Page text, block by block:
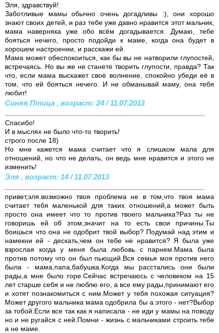
Эля, здравствуй!
Заботливые мамы обычно очень догадливы :), они хорошо
знают своих детей, и раз тебе уже давно нравится этот мальчик,
мама наверняка уже обо всём догадывается. Думаю, тебе
бояться нечего, просто подойди к маме, когда она будет в
хорошем настроении, и расскажи ей.
Мама может обеспокоиться, как бы вы не натворили глупостей,
встречаясь. Но вы же не станете творить глупости, правда? Так
что, если мама выскажет своё волнение, спокойно убеди её в
том, что ей бояться нечего. И не обманывай маму, она тебя
любит!
Синяя Птица , возраст: 24 / 11.07.2013
Спасибо!
И в мыслях не было что-то творить!
строго после 18)
Но мне кажется мама считает что я слишком мала для
отношений, но что не делать, он ведь мне нравится и этого не
изменить!
Эля , возраст: 14 / 11.07.2013
привет,эля.возможно твоя проблема не в том,что твоя мама
считает тебя маленькой для таких отношений,а может быть
просто она имеет что то против твоего мальчика?Раз ты не
говоришь ей об этом,значит на то есть свои причины.Ты
боишься что она не одобрит твой выбор? Подумай над этим и
намекни ей - дескать,чем он тебе не нравится? Я была уже
взрослая когда у меня была любовь с парнем.Мама была
против потому что он был пьющий.Вся семья моя против него
была - мама,папа,бабушка.Когда мы расстались они были
рады,а мне было горе.Сейчас встречаюсь с человеком на 15
лет старше себя и не люблю его, а все ему рады,принимают его
и хотят познакомиться с ним.Может у тебя похожая ситуация?
Может другого мальчика мама одобрила бы а этого - нет?Выбор
за тобой.Если все так как я написала - не иди у мамы на поводу
но и не ругайся с ней.Помни - жизнь с мальчиками строить тебе
а не маме.